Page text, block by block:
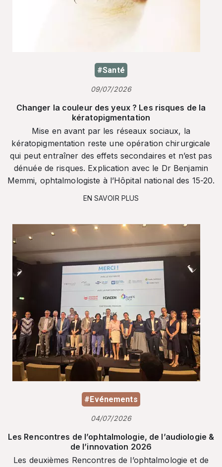
#Santé
09/07/2026
Changer la couleur des yeux ? Les risques de la
kératopigmentation
Mise en avant par les réseaux sociaux, la
kératopigmentation reste une opération chirurgicale
qui peut entraîner des effets secondaires et n’est pas
dénuée de risques. Explication avec le Dr Benjamin
Memmi, ophtalmologiste à l’Hôpital national des 15-20.
EN SAVOIR PLUS
#Evénements
04/07/2026
Les Rencontres de l’ophtalmologie, de l’audiologie &
de l’innovation 2026
Les deuxièmes Rencontres de l’ophtalmologie et de